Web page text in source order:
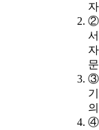
자
②
③
④